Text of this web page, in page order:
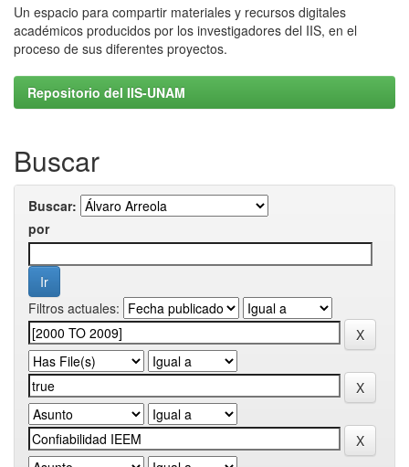
Un espacio para compartir materiales y recursos digitales
académicos producidos por los investigadores del IIS, en el
proceso de sus diferentes proyectos.
Repositorio del IIS-UNAM
Buscar
Buscar:
por
Filtros actuales: